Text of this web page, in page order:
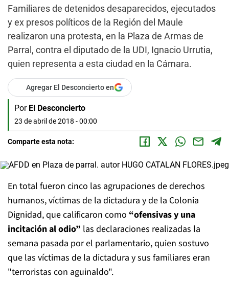
Familiares de detenidos desaparecidos, ejecutados
y ex presos políticos de la Región del Maule
realizaron una protesta, en la Plaza de Armas de
Parral, contra el diputado de la UDI, Ignacio Urrutia,
quien representa a esta ciudad en la Cámara.
Agregar El Desconcierto en
Por El Desconcierto
23 de abril de 2018 - 00:00
Comparte esta nota:
En total fueron cinco las agrupaciones de derechos
humanos, víctimas de la dictadura y de la Colonia
Dignidad, que calificaron como “ofensivas y una
incitación al odio” las declaraciones realizadas la
semana pasada por el parlamentario, quien sostuvo
que las víctimas de la dictadura y sus familiares eran
"terroristas con aguinaldo".